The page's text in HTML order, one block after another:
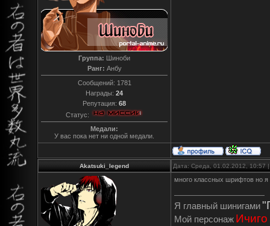
Группа: Шиноби
Ранг: Анбу
Сообщений: 1781
Награды: 24
Репутация: 68
Статус:
Медали:
У вас пока нет ни одной медали.
Akatsuki_legend Дата: Среда, 01.02.2012,
много классных шрифтов но я
Я главный шинигами
Мой персонаж